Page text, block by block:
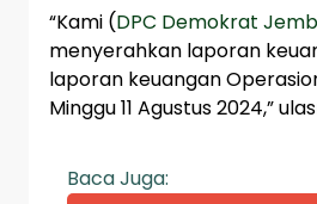
“Kami (DPC Demokrat
menyerahkan laporan
laporan keuangan
Minggu 11 Agustus 2024,”
Baca Juga: